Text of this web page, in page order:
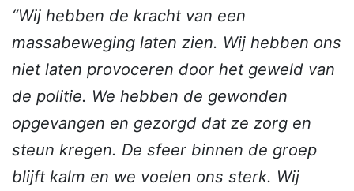
“Wij hebben de kracht van een
massabeweging laten zien. Wij hebben ons
niet laten provoceren door het geweld van
de politie. We hebben de gewonden
opgevangen en gezorgd dat ze zorg en
steun kregen. De sfeer binnen de groep
blijft kalm en we voelen ons sterk. Wij